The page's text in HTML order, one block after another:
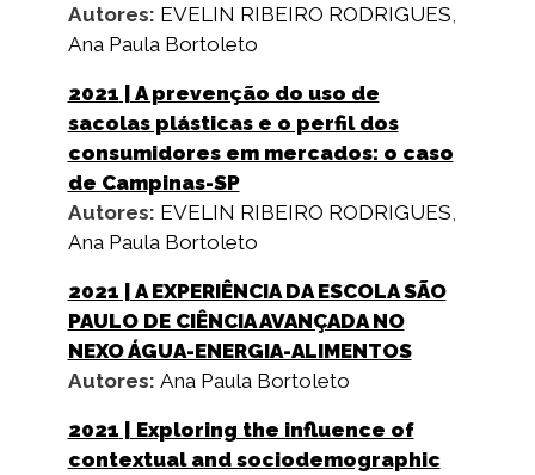
Autores: EVELIN RIBEIRO RODRIGUES
Ana Paula Bortoleto
2021 | A prevenção do uso de
sacolas plásticas e o perfil dos
consumidores em mercados: o caso
de Campinas-SP
Autores: EVELIN RIBEIRO RODRIGUES
Ana Paula Bortoleto
2021 | A EXPERIÊNCIA DA ESCOLA SÃO
PAULO DE CIÊNCIA AVANÇADA NO
NEXO ÁGUA-ENERGIA-ALIMENTOS
Autores: Ana Paula Bortoleto
2021 | Exploring the influence of
contextual and sociodemographic